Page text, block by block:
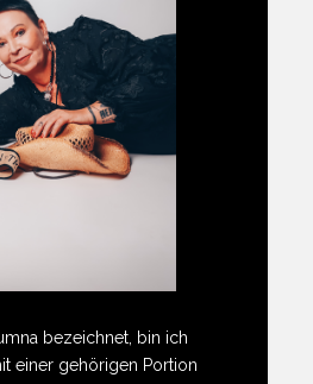
bezeichnet, bin ich
einer gehörigen Portion